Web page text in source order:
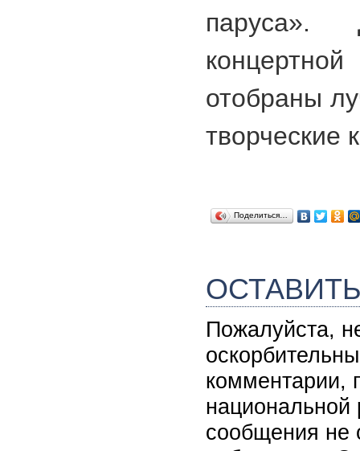
отобраны
творческие
Поделиться…
Пожалуйста,
комментарии,
национальной
сообщения не